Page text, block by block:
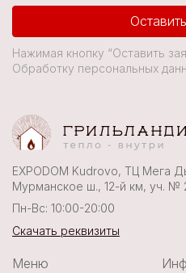
Нажимая кнопку “Оставить
Обработку персональных
EXPODOM Kudrovo, ТЦ Мега
Мурманское ш., 12-й км, уч. №
Пн-Вс: 10:00-20:00
Скачать реквизиты
Меню